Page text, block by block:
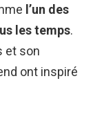
l’un des
les temps.
et son
ont inspiré